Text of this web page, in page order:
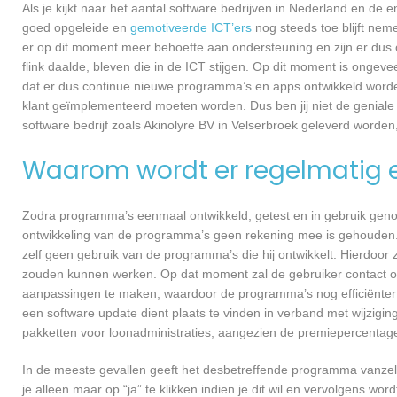
Als je kijkt naar het aantal software bedrijven in Nederland en de
goed opgeleide en gemotiveerde ICT’ers nog steeds toe blijft
er op dit moment meer behoefte aan ondersteuning en zijn er
flink daalde, bleven die in de ICT stijgen. Op dit moment is
dat er dus continue nieuwe programma’s en apps ontwikkeld
klant geïmplementeerd moeten worden. Dus ben jij niet de
software bedrijf zoals Akinolyre BV in Velserbroek geleverd
Waarom wordt er regelmatig
Zodra programma’s eenmaal ontwikkeld, getest en in gebruik
ontwikkeling van de programma’s geen rekening mee is
zelf geen gebruik van de programma’s die hij ontwikkelt.
zouden kunnen werken. Op dat moment zal de gebruiker contact
aanpassingen te maken, waardoor de programma’s nog
een software update dient plaats te vinden in verband met
pakketten voor loonadministraties, aangezien de
In de meeste gevallen geeft het desbetreffende programma
je alleen maar op “ja” te klikken indien je dit wil en vervolgens